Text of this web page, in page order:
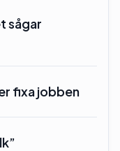
sågar
fixa jobben